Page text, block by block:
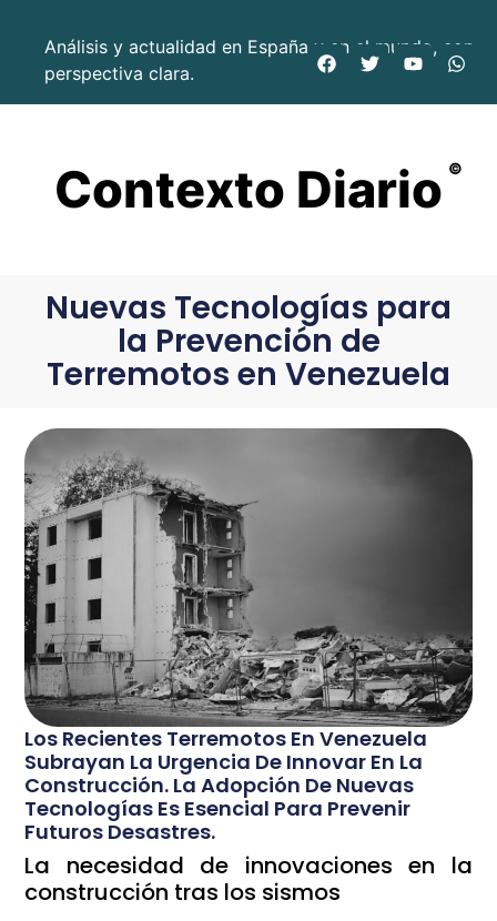
Análisis y actualidad en España y en el mundo, con
perspectiva clara.
Contexto Diario ©
Nuevas Tecnologías para
la Prevención de
Terremotos en Venezuela
Los Recientes Terremotos En Venezuela
Subrayan La Urgencia De Innovar En La
Construcción. La Adopción De Nuevas
Tecnologías Es Esencial Para Prevenir
Futuros Desastres.
La necesidad de innovaciones en la
construcción tras los sismos